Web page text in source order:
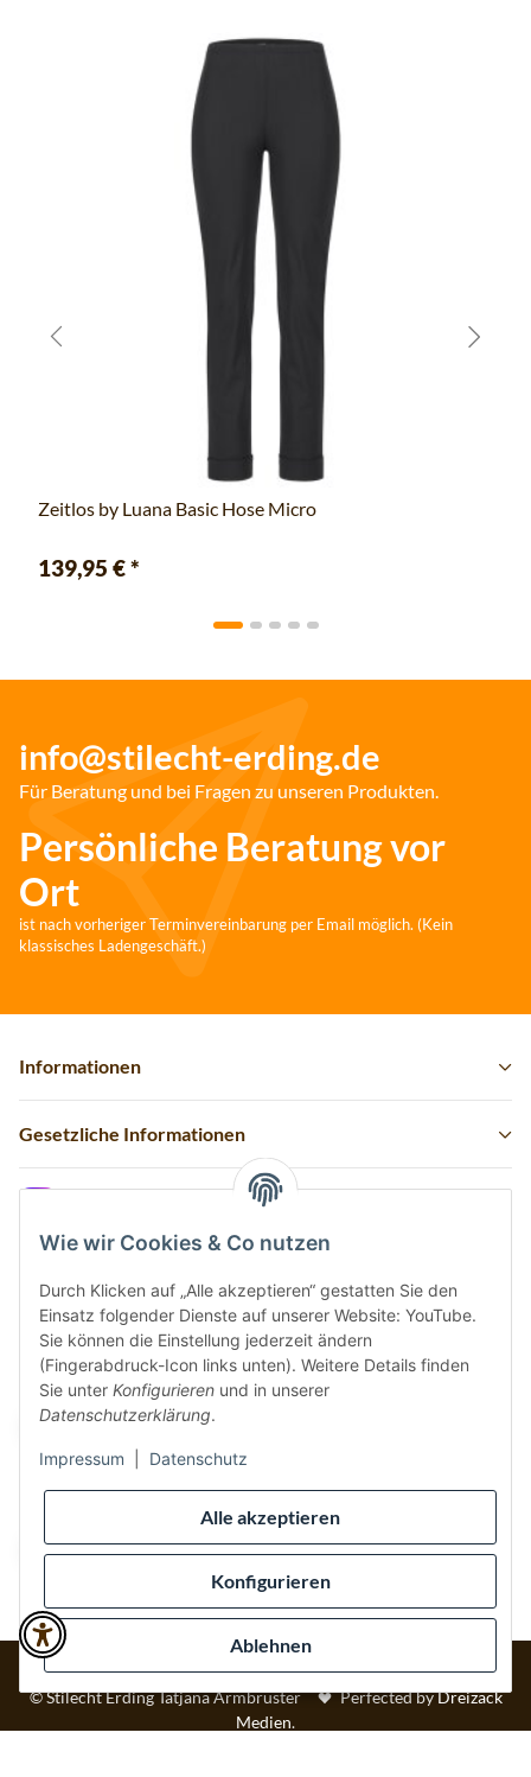
Alle akzeptieren
Konfigurieren
Ablehnen
Wie wir Cookies & Co nutzen
Durch Klicken auf „Alle akzeptieren“ gestatten Sie den
Einsatz folgender Dienste auf unserer Website: YouTube.
Sie können die Einstellung jederzeit ändern
(Fingerabdruck-Icon links unten). Weitere Details finden
Sie unter Konfigurieren und in unserer
Datenschutzerklärung.
Impressum Datenschutz
Zeitlos by Luana Basic Hose Micro
139,95 €*
info@stilecht-erding.de
Für Beratung und bei Fragen zu unseren Produkten.
Persönliche Beratung vor
Ort
ist nach vorheriger Terminvereinbarung per Email möglich. (Kein
klassisches Ladengeschäft.)
Informationen
Gesetzliche Informationen
Vertrag widerrufen
Sicher bezahlen via:
Wir versenden via:
* Alle Preise inkl. gesetzlicher USt., inkl.Versand
© Stilecht Erding Tatjana Armbruster
Perfected byDreizack
Medien.